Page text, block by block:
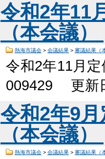
令和2年11
（本会議）
熱海市議会> 会議結果> 審議結果（
令和2年11月
009429 更新
令和2年9
（本会議）
熱海市議会> 会議結果> 審議結果（